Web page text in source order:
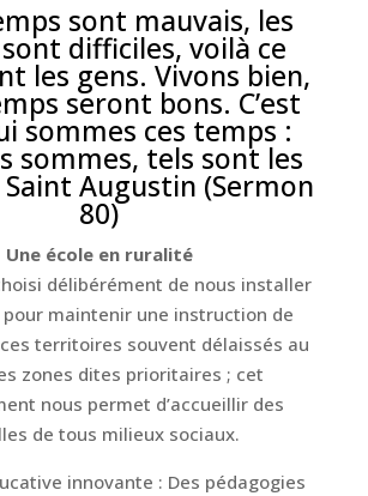
sont mauvais, les
difficiles, voilà ce
les gens. Vivons bien,
seront bons. C’est
sommes ces temps :
sommes, tels sont les
Augustin (Sermon
80)
Une école en ruralité
délibérément de nous installer
maintenir une instruction de
territoires souvent délaissés au
zones dites prioritaires ; cet
nous permet d’accueillir des
de tous milieux sociaux.
innovante : Des pédagogies